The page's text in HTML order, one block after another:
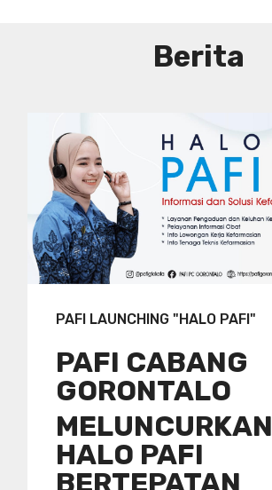
Berita
PAFI LAUNCHING "HALO PAFI"
PAFI CABANG
GORONTALO
MELUNCURKAN
HALO PAFI
BERTEPATAN